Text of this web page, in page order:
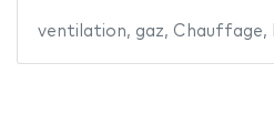
ventilation, gaz, Chauffage,